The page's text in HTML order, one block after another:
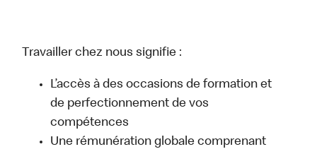
Travailler chez nous signifie :
L’accès à des occasions de formation et
de perfectionnement de vos
compétences
Une rémunération globale comprenant